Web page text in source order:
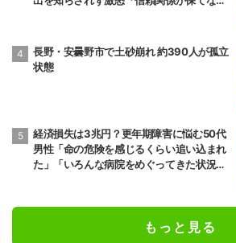
長野・安曇野市で土砂崩れ 約390人が孤立
状態
経済損失は3兆円？更年期障害に悩む50代
男性「命の危険を感じるくらい追い込まれ
た」「いろんな病院をめぐってきた状況が1
もっと見る